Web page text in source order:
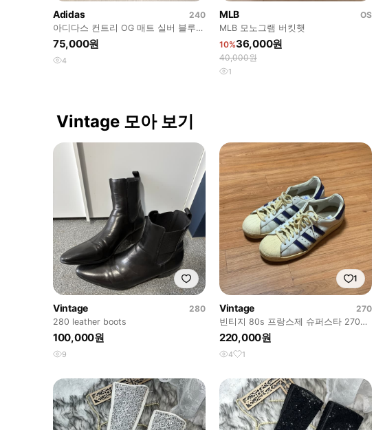
Adidas
240
아디다스 컨트리 OG 매트 실버 블루
(240)
75,000원
4
MLB
OS
MLB 모노그램 버킷햇
10%36,000원
40,000원
1
Vintage 모아 보기
Vintage
280
280 leather boots
100,000원
9
1
Vintage
270
빈티지 80s 프랑스제 슈퍼스타 270사
이즈
220,000원
4 1